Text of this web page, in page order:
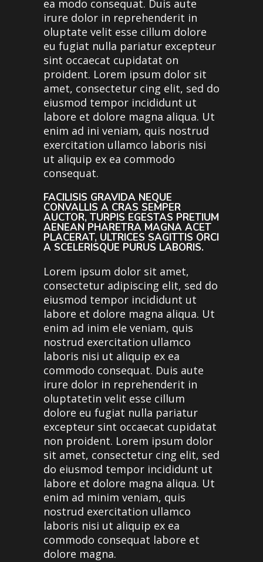
ea modo consequat. Duis aute
irure dolor in reprehenderit in
oluptate velit esse cillum dolore
eu fugiat nulla pariatur excepteur
sint occaecat cupidatat on
proident. Lorem ipsum dolor sit
amet, consectetur cing elit, sed do
eiusmod tempor incididunt ut
labore et dolore magna aliqua. Ut
enim ad ini veniam, quis nostrud
exercitation ullamco laboris nisi
ut aliquip ex ea commodo
consequat.
FACILISIS GRAVIDA NEQUE
CONVALLIS A CRAS SEMPER
AUCTOR, TURPIS EGESTAS PRETIUM
AENEAN PHARETRA MAGNA ACET
PLACERAT, ULTRICES SAGITTIS ORCI
A SCELERISQUE PURUS LABORIS.
Lorem ipsum dolor sit amet,
consectetur adipiscing elit, sed do
eiusmod tempor incididunt ut
labore et dolore magna aliqua. Ut
enim ad inim ele veniam, quis
nostrud exercitation ullamco
laboris nisi ut aliquip ex ea
commodo consequat. Duis aute
irure dolor in reprehenderit in
oluptatetin velit esse cillum
dolore eu fugiat nulla pariatur
excepteur sint occaecat cupidatat
non proident. Lorem ipsum dolor
sit amet, consectetur cing elit, sed
do eiusmod tempor incididunt ut
labore et dolore magna aliqua. Ut
enim ad minim veniam, quis
nostrud exercitation ullamco
laboris nisi ut aliquip ex ea
commodo consequat labore et
dolore magna.